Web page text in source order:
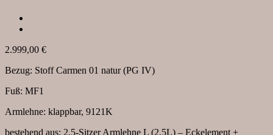
2.999,00 €
Bezug: Stoff Carmen 01 natur (PG IV)
Fuß: MF1
Armlehne: klappbar, 9121K
bestehend aus: 2,5-Sitzer Armlehne L (2,5L) – Eckelement +